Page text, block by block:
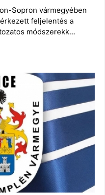
Sopron vármegyében
feljelentés a
módszerekk…